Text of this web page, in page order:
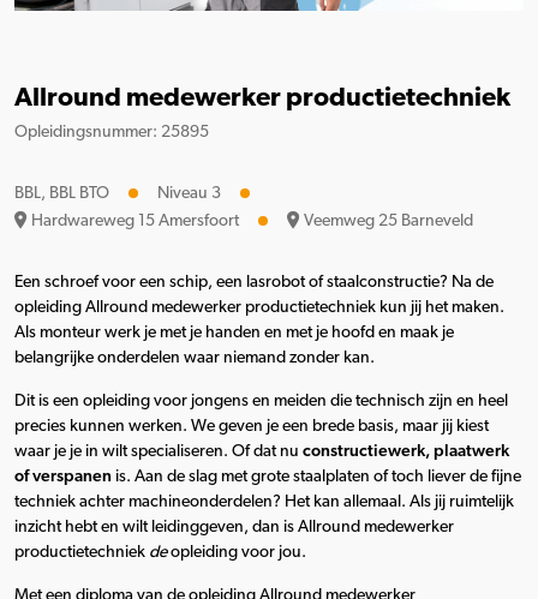
Allround medewerker productietechniek
Opleidingsnummer: 25895
BBL, BBL BTO
Niveau 3
Hardwareweg 15 Amersfoort
Veemweg 25 Barneveld
Een schroef voor een schip, een lasrobot of staalconstructie? Na de
opleiding Allround medewerker productietechniek kun jij het maken.
Als monteur werk je met je handen en met je hoofd en maak je
belangrijke onderdelen waar niemand zonder kan.
Dit is een opleiding voor jongens en meiden die technisch zijn en heel
precies kunnen werken. We geven je een brede basis, maar jij kiest
waar je je in wilt specialiseren. Of dat nu constructiewerk, plaatwerk
of verspanen is. Aan de slag met grote staalplaten of toch liever de fijne
techniek achter machineonderdelen? Het kan allemaal. Als jij ruimtelijk
inzicht hebt en wilt leidinggeven, dan is Allround medewerker
productietechniek deopleiding voor jou.
Met een diploma van de opleiding Allround medewerker